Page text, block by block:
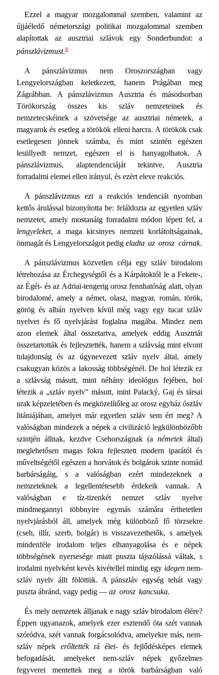
Ezzel a magyar mozgalommal szemben, valamint az
újjáéledő németországi politikai mozgalommal szemben
alapítottak az ausztriai szlávok egy Sonderbundot: a
pánszlávizmust.9
A pánszlávizmus nem Oroszországban vagy
Lengyelországban keletkezett, hanem Prágában meg
Zágrábban. A pánszlávizmus Ausztria és másodsorban
Törökország összes kis szláv nemzeteinek és
nemzetecskéinek a szövetsége az ausztriai németek, a
magyarok és esetleg a törökök elleni harcra. A törökök csak
esetlegesen jönnek számba, és mint szintén egészen
lesüllyedt nemzet, egészen el is hanyagolhatok. A
pánszlávizmus, alaptendenciáját tekintve, Ausztria
forradalmi elemei ellen irányul, és ezért eleve reakciós.
A pánszlávizmus ezt a reakciós tendenciát nyomban
kettős árulással bizonyította be: feláldozta az egyetlen szláv
nemzetet, amely mostanáig forradalmi módon lépett fel, a
lengyeleket, a maga kicsinyes nemzeti korlátoltságainak,
önmagát és Lengyelországot pedig eladta az orosz cárnak.
A pánszlávizmus közvetlen célja egy szláv birodalom
létrehozása az Érchegységtől és a Kárpátoktól le a Fekete-,
az Égéi- és az Adriai-tengerig orosz fennhatóság alatt, olyan
birodalomé, amely a német, olasz, magyar, román, török,
görög és albán nyelven kívül még vagy egy tucat szláv
nyelvet és fő nyelvjárást foglalna magába. Mindez nem
azon elemek által összetartva, amelyek eddig Ausztriát
összetartották és fejlesztették, hanem a szlávság mint elvont
tulajdonság és az úgynevezett szláv nyelv által, amely
csakugyan közös a lakosság többségénél. De hol létezik ez
a szlávság másutt, mint néhány ideológus fejében, hol
létezik a „szláv nyelv” másutt, mint Palacký, Gaj és társai
urak képzeletében és megközelítőleg az orosz egyház ószláv
litániájában, amelyet már egyetlen szláv sem ért meg? A
valóságban mindezek a népek a civilizáció legkülönbözőbb
szintjén állnak, kezdve Csehországnak (anémetekáltal)
meglehetősen magas fokra fejlesztett modern iparától és
műveltségétől egészen a horvátok és bolgárok szinte nomád
barbárságáig, s a valóságban ezért mindezeknek a
nemzeteknek a legellentétesebb érdekeik vannak. A
valóságban e tíz-tizenkét nemzet szláv nyelve
mindmegannyi többnyire egymás számára érthetetlen
nyelvjárásból áll, amelyek még különböző fő törzsekre
(cseh, illír, szerb, bolgár) is visszavezethetők, s amelyek
mindenféle irodalom teljes elhanyagolása és e népek
többségének nyersesége miatt puszta tájszólássá váltak, s
irodalmi nyelvként kevés kivétellel mindig egy idegennem-
szláv nyelv állt fölöttük. A pánszláv egység tehát vagy
puszta ábránd, vagy pedig — az orosz kancsuka.
És mely nemzetek álljanak e nagy szláv birodalom élére?
Éppen ugyanazok, amelyek ezer esztendő óta szét vannak
szóródva, szét vannak forgácsolódva, amelyekre más, nem-
szláv népek erőltettékrá élet- és fejlődésképes elemek
befogadását, amelyeket nem-szláv népek győzelmes
fegyverei mentettek meg a török barbárságban való